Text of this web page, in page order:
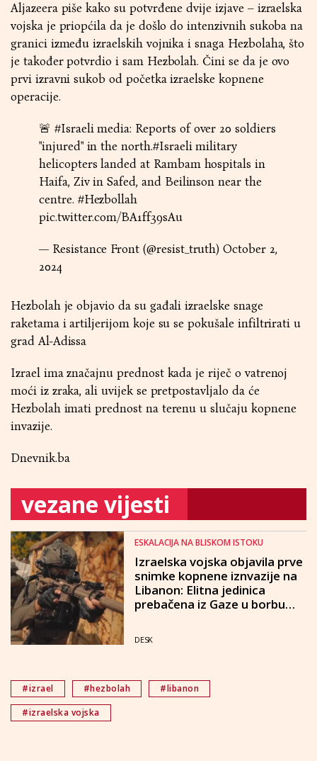
Aljazeera piše kako su potvrđene dvije izjave – izraelska
vojska je priopćila da je došlo do intenzivnih sukoba na
granici između izraelskih vojnika i snaga Hezbolaha, što
je također potvrdio i sam Hezbolah. Čini se da je ovo
prvi izravni sukob od početka izraelske kopnene
operacije.
🚨 #Israelimedia: Reports of over 20 soldiers
"injured" in the north.#Israelimilitary
helicopters landed at Rambam hospitals in
Haifa, Ziv in Safed, and Beilinson near the
centre. #Hezbollah
pic.twitter.com/BA1ff39sAu
— Resistance Front (@resist_truth)October 2,
2024
Hezbolah je objavio da su gađali izraelske snage
raketama i artiljerijom koje su se pokušale infiltrirati u
grad Al-Adissa
Izrael ima značajnu prednost kada je riječ o vatrenoj
moći iz zraka, ali uvijek se pretpostavljalo da će
Hezbolah imati prednost na terenu u slučaju kopnene
invazije.
Dnevnik.ba
vezane vijesti
ESKALACIJA NA BLISKOM ISTOKU
Izraelska vojska objavila prve
snimke kopnene iznvazije na
Libanon: Elitna jedinica
prebačena iz Gaze u borbu
DESK
#izrael #hezbolah
#libanon
#izraelska vojska